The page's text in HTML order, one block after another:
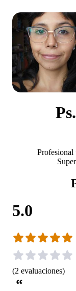
Profesional
5.0
(2 evaluaciones)